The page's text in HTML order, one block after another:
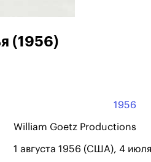
(1956)
1956
William Goetz Productions
1 августа 1956 (США), 4